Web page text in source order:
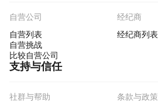
自营公司
自营列表
自营挑战
比较自营公司
经纪商
经纪商列表
支持与信任
社群与帮助
条款与政策